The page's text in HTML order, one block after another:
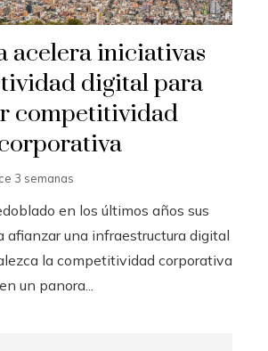
acelera iniciativas
digital para
competitividad
3 semanas
en los últimos años sus
afianzar una infraestructura digital
la competitividad corporativa
un panora...